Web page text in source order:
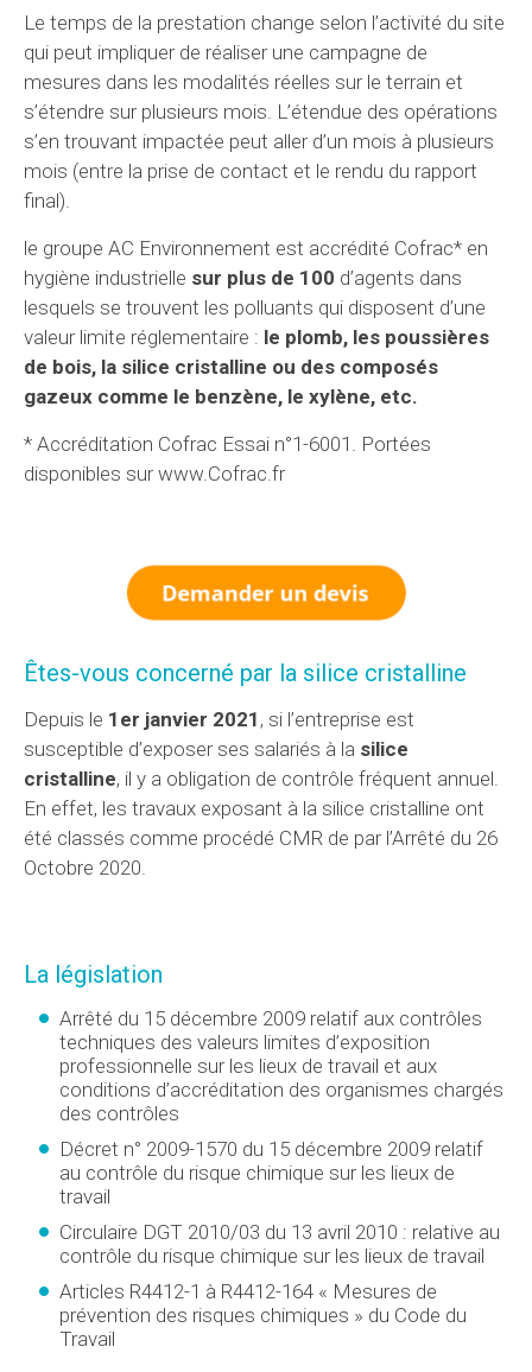
Le temps de la prestation change selon l’activité du site
qui peut impliquer de réaliser une campagne de
mesures dans les modalités réelles sur le terrain et
s’étendre sur plusieurs mois. L’étendue des opérations
s’en trouvant impactée peut aller d’un mois à plusieurs
mois (entre la prise de contact et le rendu du rapport
final).
le groupe AC Environnement est accrédité Cofrac* en
hygiène industrielle sur plus de 100 d’agents dans
lesquels se trouvent les polluants qui disposent d’une
valeur limite réglementaire : le plomb, les poussières
de bois, la silice cristalline ou des composés
gazeux comme le benzène, le xylène, etc.
* Accréditation Cofrac Essai n°1-6001. Portées
disponibles sur www.Cofrac.fr
Êtes-vous concerné par la silice cristalline
Depuis le 1er janvier 2021 , si l’entreprise est
susceptible d’exposer ses salariés à la silice
cristalline, il y a obligation de contrôle fréquent annuel.
En effet, les travaux exposant à la silice cristalline ont
été classés comme procédé CMR de par l’Arrêté du 26
Octobre 2020.
La législation
Arrêté du 15 décembre 2009 relatif aux contrôles
techniques des valeurs limites d’exposition
professionnelle sur les lieux de travail et aux
conditions d’accréditation des organismes chargés
des contrôles
Décret n° 2009-1570 du 15 décembre 2009 relatif
au contrôle du risque chimique sur les lieux de
travail
Circulaire DGT 2010/03 du 13 avril 2010 : relative au
contrôle du risque chimique sur les lieux de travail
Articles R4412-1 à R4412-164 « Mesures de
prévention des risques chimiques » du Code du
Travail